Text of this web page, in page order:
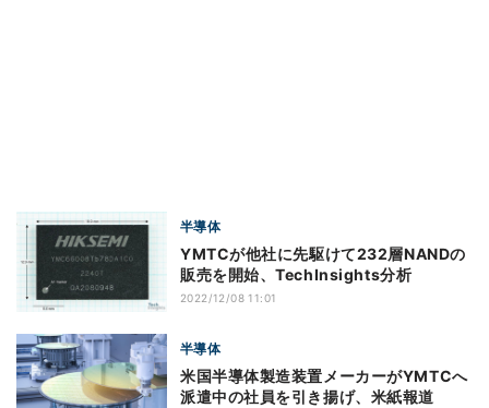
半導体
YMTCが他社に先駆けて232層NANDの
販売を開始、TechInsights分析
2022/12/08 11:01
半導体
米国半導体製造装置メーカーがYMTCへ
派遣中の社員を引き揚げ、米紙報道